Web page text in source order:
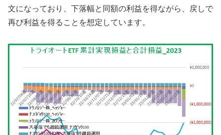
文になっており、下落幅と同額の利益を得ながら、戻しで
再び利益を得ることを想定しています。